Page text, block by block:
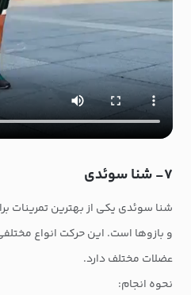
۷- شنا سوئدی
شنا سوئدی یکی از بهترین تمرینات
و بازوها است. این حرکت انواع
عضلات مختلف دارد.
نحوه انجام: